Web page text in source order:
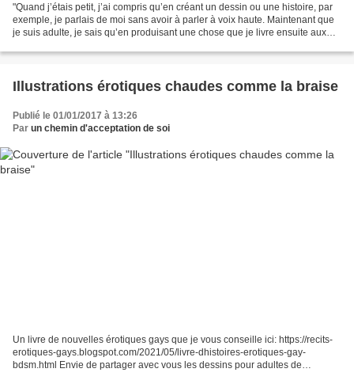
"Quand j’étais petit, j’ai compris qu’en créant un dessin ou une histoire, par
exemple, je parlais de moi sans avoir à parler à voix haute. Maintenant que
je suis adulte, je sais qu’en produisant une chose que je livre ensuite aux
Illustrations érotiques chaudes comme la braise
Publié le 01/01/2017 à 13:26
Par un chemin d'acceptation de soi
Un livre de nouvelles érotiques gays que je vous conseille ici: https://recits-
erotiques-gays.blogspot.com/2021/05/livre-dhistoires-erotiques-gay-
bdsm.html Envie de partager avec vous les dessins pour adultes de